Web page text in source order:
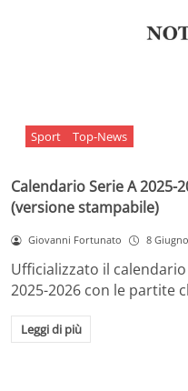
Sport Top-News
Calendario Serie A 2025-
(versione stampabile)
Giovanni Fortunato 8
Ufficializzato il
2025-2026 con le partite
Leggi di più